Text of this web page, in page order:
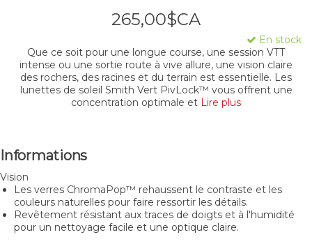
265,00$CA
En stock
Que ce soit pour une longue course, une session VTT
intense ou une sortie route à vive allure, une vision claire
des rochers, des racines et du terrain est essentielle. Les
lunettes de soleil Smith Vert PivLock™ vous offrent une
concentration optimale et Lire plus
Informations
Vision
Les verres ChromaPop™ rehaussent le contraste et les
couleurs naturelles pour faire ressortir les détails.
Revêtement résistant aux traces de doigts et à l'humidité
pour un nettoyage facile et une optique claire.